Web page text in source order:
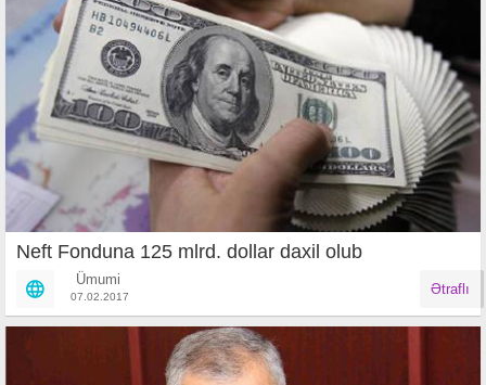
Neft Fonduna 125 mlrd. dollar daxil olub
Ümumi
07.02.2017 Ətraflı